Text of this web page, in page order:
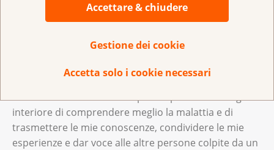
Accettare & chiudere
Gestione dei cookie
Accetta solo i cookie necessari
l’associazione Lymphome.ch, che oggi è un punto di
contatto e fonte di informazioni per i pazienti e i loro
Ricevendo l’onorificenza, Rosmarie Pfau ha dichiarato:
ma mi ci sono avventurata per un profondo bisogno
interiore di comprendere meglio la malattia e di
trasmettere le mie conoscenze, condividere le mie
esperienze e dar voce alle altre persone colpite da un